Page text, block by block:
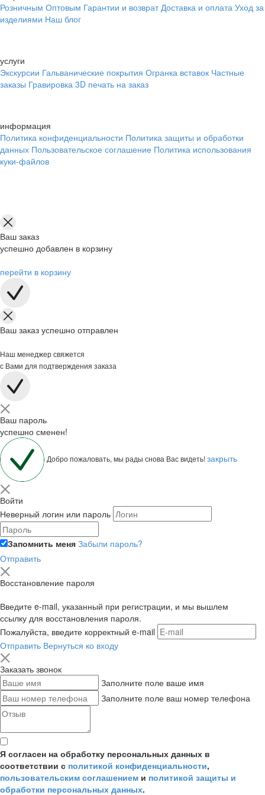
Розничным Оптовым Гарантии и возврат Доставка и оплата Уход за
изделиями Наш блог
услуги
Экскурсии Гальванические покрытия Огранка вставок Частные
заказы Гравировка 3D печать на заказ
информация
Политика конфиденциальности Политика защиты и обработки
данных Пользовательское соглашение Политика использования
куки-файлов
Ваш заказ
успешно добавлен в корзину
перейти в корзину
Ваш заказ успешно отправлен
Наш менеджер свяжется
с Вами для подтверждения заказа
Ваш пароль
успешно сменен!
Добро пожаловать, мы рады снова Вас видеть!закрыть
Войти
Неверный логин или пароль
Запомнить меня Забыли пароль?
Отправить
Восстановление пароля
Введите e-mail, указанный при регистрации, и мы вышлем
ссылку для восстановления пароля.
Пожалуйста, введите корректный e-mail
Отправить Вернуться ко входу
Заказать звонок
Заполните поле ваше имя
Заполните поле ваш номер телефона
Я согласен на обработку персональных данных в
соответствии с политикой конфиденциальности,
пользовательским соглашением и политикой защиты и
обработки персональных данных.